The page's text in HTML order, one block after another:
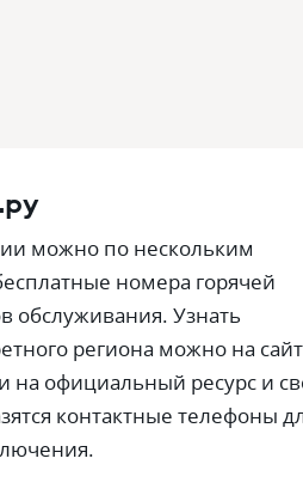
можно по нескольким
номера горячей
обслуживания. Узнать
региона можно на
на официальный ресурс и
контактные телефоны